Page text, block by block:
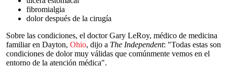
fibromialgia
dolor después de la cirugía
Sobre las condiciones, el doctor Gary LeRoy, médico de medicina
familiar en Dayton, Ohio, dijo a The Independent: "Todas estas son
condiciones de dolor muy válidas que comúnmente vemos en el
entorno de la atención médica".